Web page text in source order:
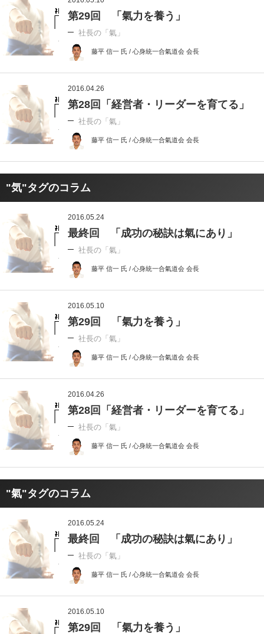
第29回 「氣力を養う」
社長の「氣」
藤平 信一 氏 / 心身統一合氣道会 会長
2016.04.26
第28回「経営者・リーダーを育てる」
社長の「氣」
藤平 信一 氏 / 心身統一合氣道会 会長
"気"タグのコラム
2016.05.24
最終回 「成功の秘訣は氣にあり」
社長の「氣」
藤平 信一 氏 / 心身統一合氣道会 会長
2016.05.10
第29回 「氣力を養う」
社長の「氣」
藤平 信一 氏 / 心身統一合氣道会 会長
2016.04.26
第28回「経営者・リーダーを育てる」
社長の「氣」
藤平 信一 氏 / 心身統一合氣道会 会長
"氣"タグのコラム
2016.05.24
最終回 「成功の秘訣は氣にあり」
社長の「氣」
藤平 信一 氏 / 心身統一合氣道会 会長
2016.05.10
第29回 「氣力を養う」